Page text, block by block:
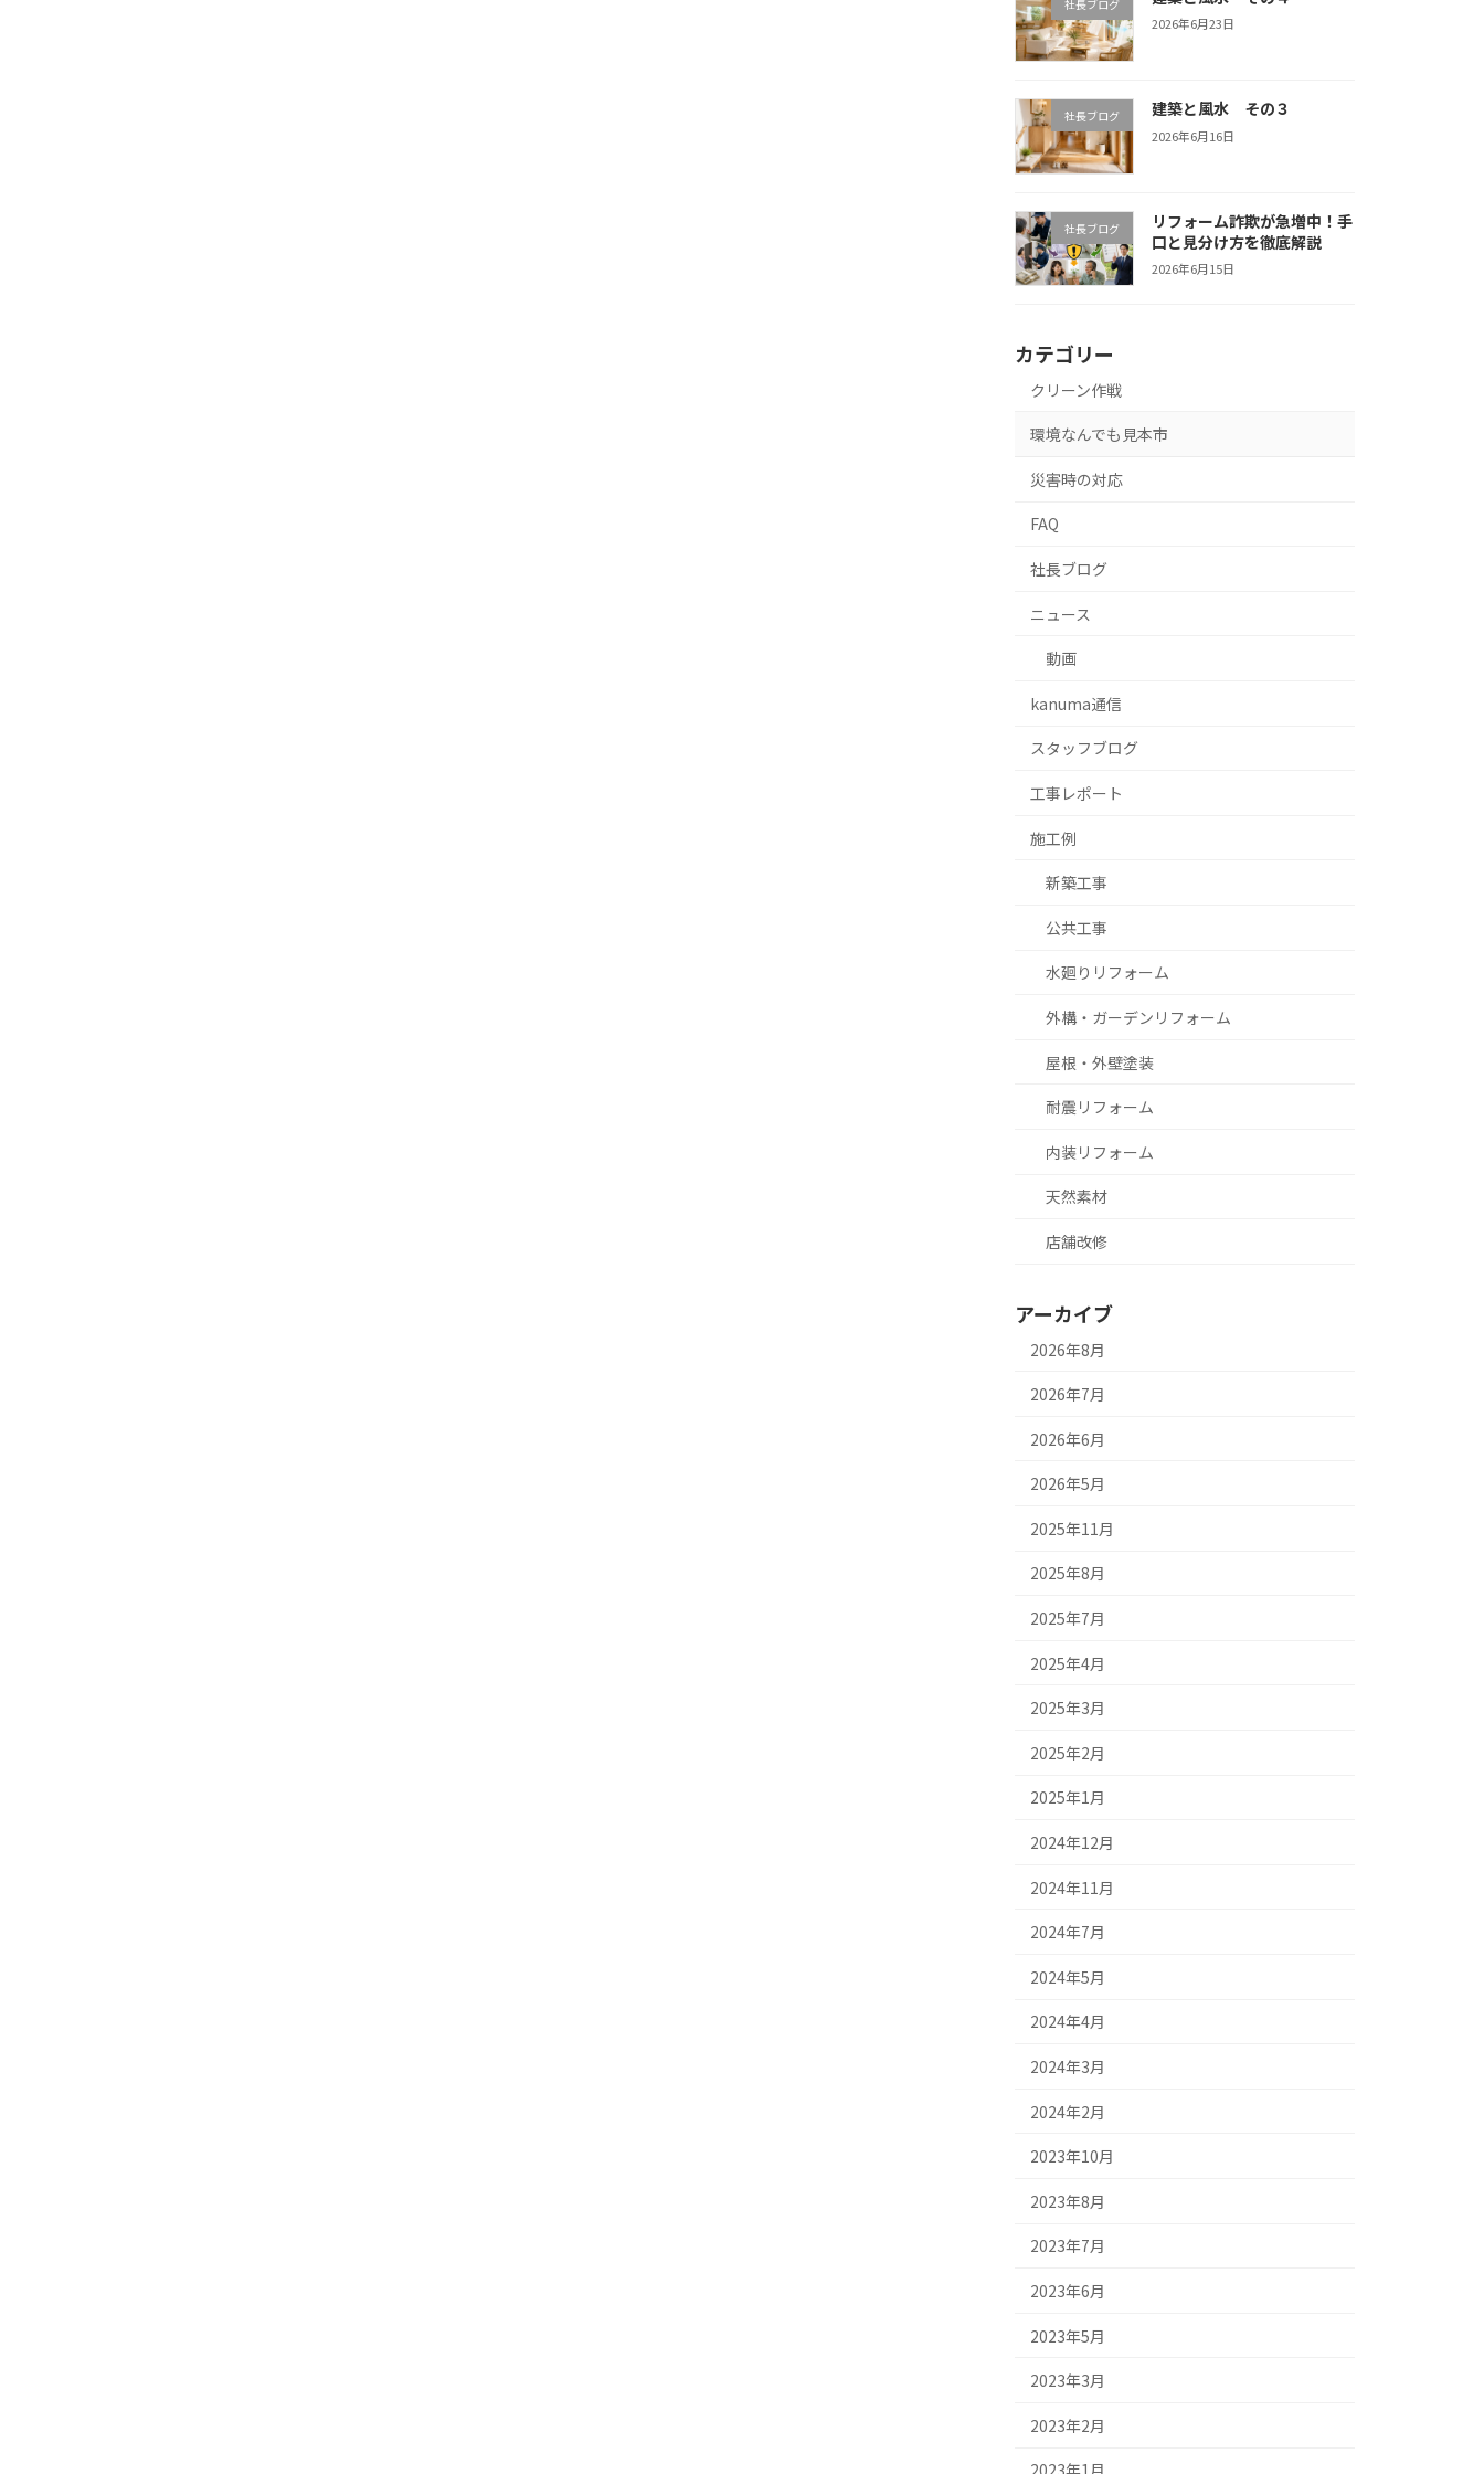
社長ブログ
2026年6月23日
社長ブログ 建築と風水 その３
2026年6月16日
社長ブログ
リフォーム詐欺が急増中！手
口と見分け方を徹底解説
2026年6月15日
カテゴリー
クリーン作戦
環境なんでも見本市
災害時の対応
FAQ
社長ブログ
ニュース
動画
kanuma通信
スタッフブログ
⼯事レポート
施工例
新築工事
公共工事
水廻りリフォーム
外構・ガーデンリフォーム
屋根・外壁塗装
耐震リフォーム
内装リフォーム
天然素材
店舗改修
アーカイブ
2026年8月
2026年7月
2026年6月
2026年5月
2025年11月
2025年8月
2025年7月
2025年4月
2025年3月
2025年2月
2025年1月
2024年12月
2024年11月
2024年7月
2024年5月
2024年4月
2024年3月
2024年2月
2023年10月
2023年8月
2023年7月
2023年6月
2023年5月
2023年3月
2023年2月